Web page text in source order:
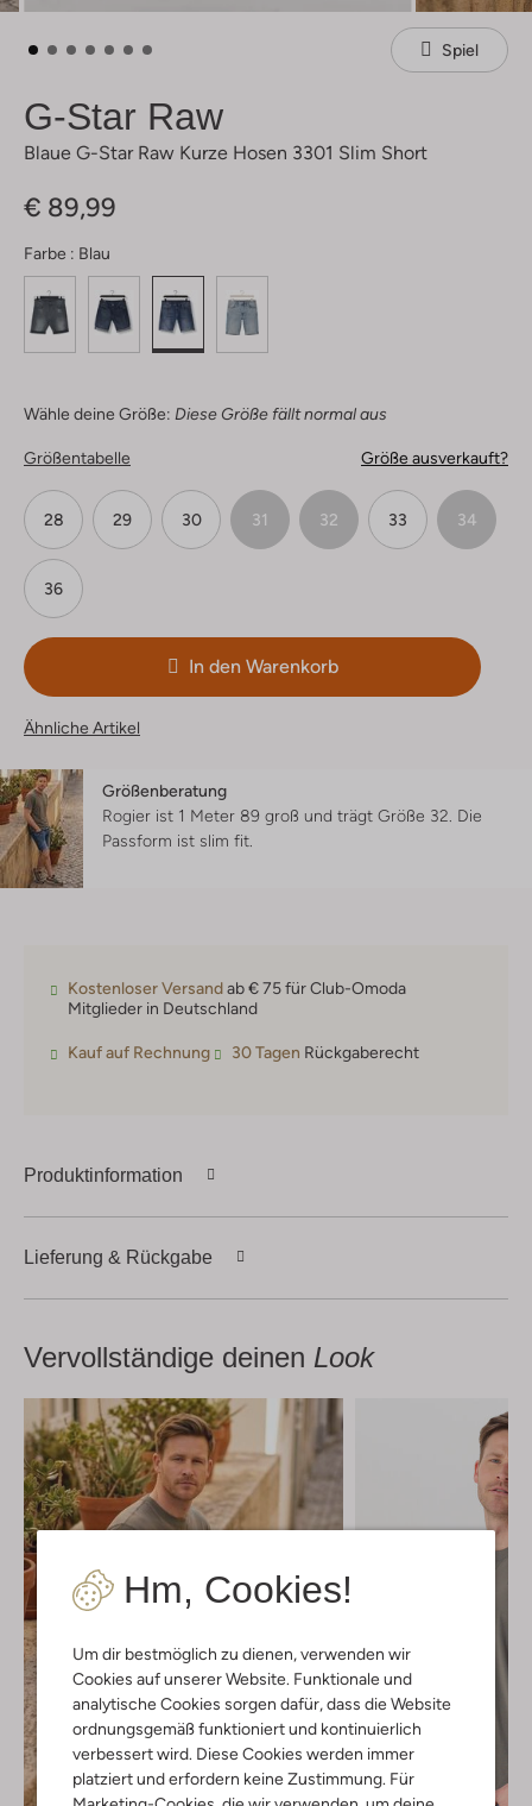
Hm, Cookies!
Um dir bestmöglich zu dienen, verwenden wir
Cookies auf unserer Website. Funktionale und
analytische Cookies sorgen dafür, dass die Website
ordnungsgemäß funktioniert und kontinuierlich
verbessert wird. Diese Cookies werden immer
platziert und erfordern keine Zustimmung. Für
Spiel
G-Star Raw
Blaue G-Star Raw Kurze Hosen 3301 Slim Short
€ 89,99
Farbe : Blau
Wähle deine Größe: Diese Größe fällt normal aus
Größentabelle Größe ausverkauft?
28 29 30 31 32 33 34
36
In den Warenkorb
Ähnliche Artikel
Größenberatung
Rogier ist 1 Meter 89 groß und trägt Größe 32. Die
Passform ist slim fit
Kostenloser Versandab € 75 für Club-Omoda
Mitglieder in Deutschland
Kauf auf Rechnung 30 Tagen Rückgaberecht
Produktinformation
Lieferung & Rückgabe
Vervollständige deinen Look